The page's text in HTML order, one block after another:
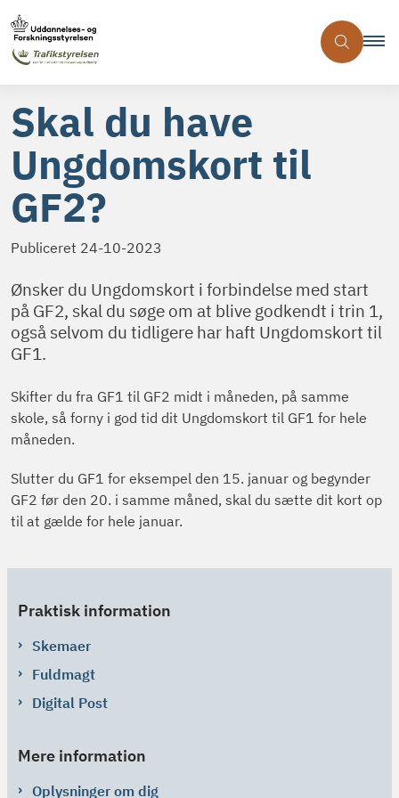
Skal du have
Ungdomskort til
GF2?
Publiceret 24-10-2023
Ønsker du Ungdomskort i forbindelse med start
på GF2, skal du søge om at blive godkendt i trin 1,
også selvom du tidligere har haft Ungdomskort til
GF1.
Skifter du fra GF1 til GF2 midt i måneden, på samme
skole, så forny i god tid dit Ungdomskort til GF1 for hele
måneden.
Slutter du GF1 for eksempel den 15. januar og begynder
GF2 før den 20. i samme måned, skal du sætte dit kort op
til at gælde for hele januar.
Praktisk information
Skemaer
Fuldmagt
Digital Post
Mere information
Oplysninger om dig